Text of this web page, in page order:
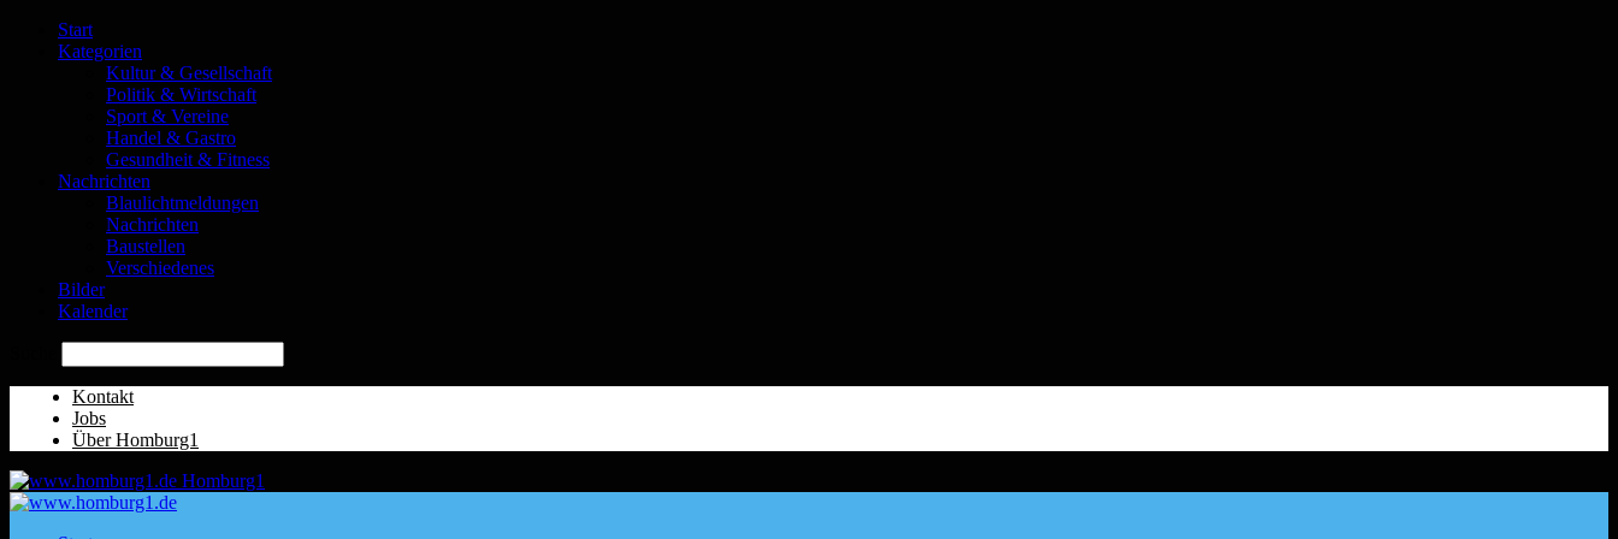
Start
Kategorien
Kultur & Gesellschaft
Politik & Wirtschaft
Sport & Vereine
Handel & Gastro
Gesundheit & Fitness
Nachrichten
Blaulichtmeldungen
Nachrichten
Baustellen
Verschiedenes
Bilder
Kalender
Kontakt
Jobs
Über Homburg1
Homburg1